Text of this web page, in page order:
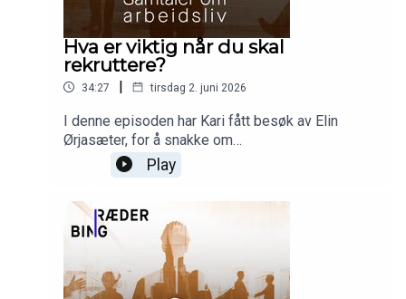
Hva er viktig når du skal
rekruttere?
34:27 | tirsdag 2. juni 2026
I denne episoden har Kari fått besøk av Elin
Ørjasæter, for å snakke om
«Rekrutteringshåndboka» og temaer som er
viktige i en rekrutteringsprosess, enten du
Play